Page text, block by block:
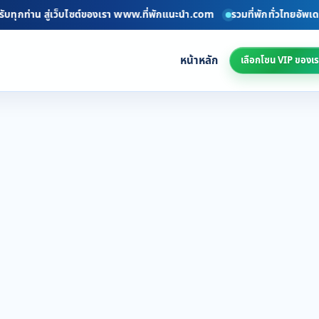
ท่าน สู่เว็บไซต์ของเรา www.ที่พักแนะนำ.com รวมที่พักทั่วไทยอัพเดท
หน้าหลัก เลือกโซน VIP ของเ